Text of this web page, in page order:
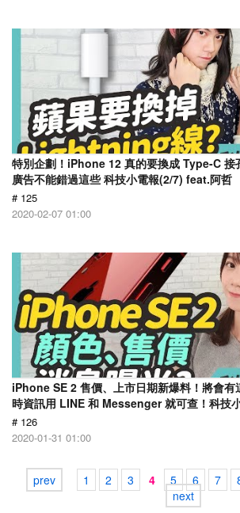
特別企劃！iPhone 12 真的要換成 Type-C 接
廣告不能錯過這些 科技小電報(2/7) feat.阿哲
# 125
2020-02-07 01:00
iPhone SE 2 售價、上市日期新爆料！將會有
時資訊用 LINE 和 Messenger 就可查！科技
# 126
2020-01-31 01:00
prev 1 2 3 4 5 6 7
next